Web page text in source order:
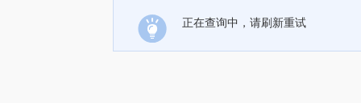
正在查询中，请刷新重试